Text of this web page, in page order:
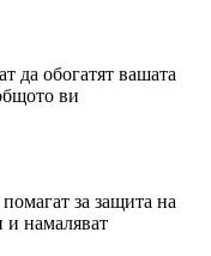
да обогатят вашата
ви
за защита на
и намаляват